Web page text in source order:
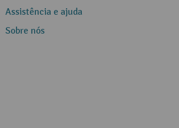
Assistência e ajuda
Sobre nós